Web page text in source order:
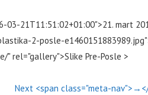
21T11:51:02+01:00">21. mart
2-posle-
rel="gallery">Slike Pre-Posle >
Next <span class="meta-